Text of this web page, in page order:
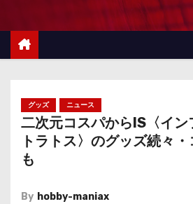
グッズ ニュース
二次元コスパからIS〈イン
トラトス〉のグッズ続々
も
By hobby-maniax